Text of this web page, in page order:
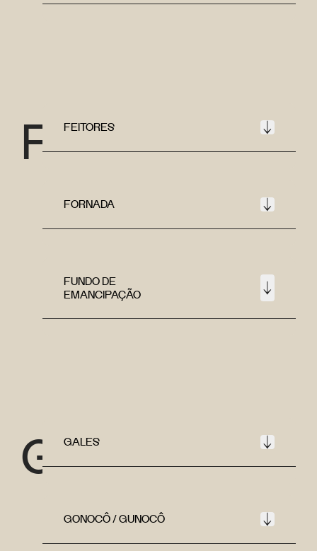
F FEITORES
FORNADA
FUNDO DE
EMANCIPAÇÃO
G GALES
GONOCÔ / GUNOCÔ